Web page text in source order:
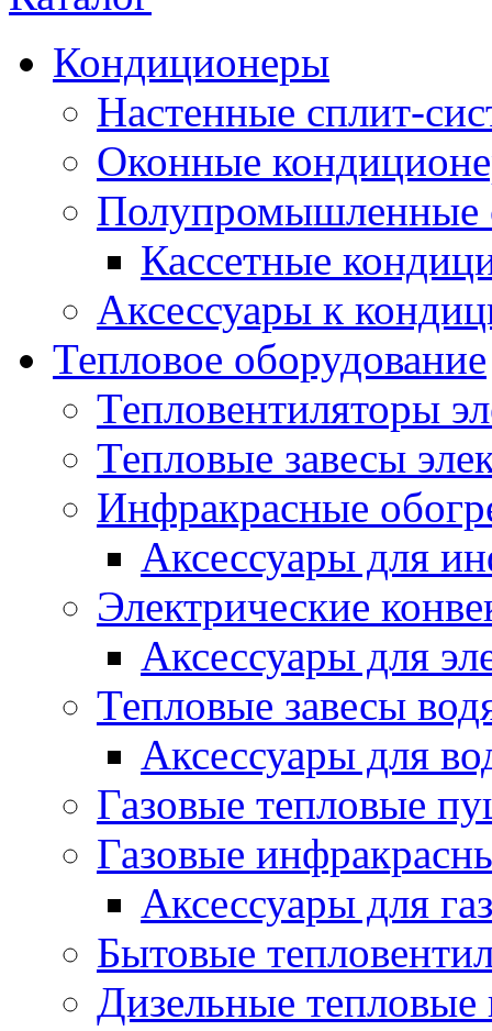
Кондиционеры
Настенные сплит-
Оконные
Полупромышленные
Кассетные
Аксессуары к
Тепловое оборудование
Тепловентиляторы
Тепловые завесы
Инфракрасные
Аксессуары для
Электрические
Аксессуары для
Тепловые завесы
Аксессуары для
Газовые тепловые
Газовые
Аксессуары для
Бытовые
Дизельные